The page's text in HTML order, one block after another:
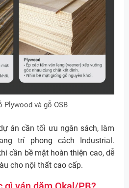
Plywood và gỗ OSB
án cần tối ưu ngân sách, làm
trí phong cách Industrial.
cần bề mặt hoàn thiện cao, dễ
cho nội thất cao cấp.